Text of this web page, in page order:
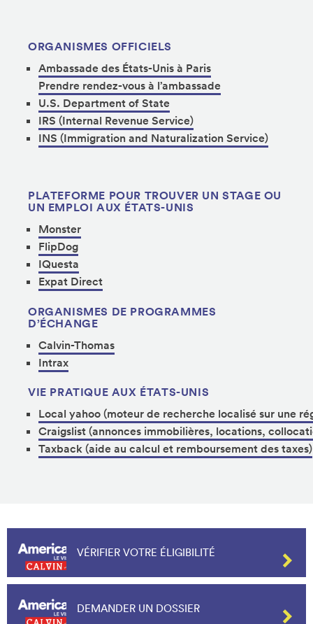
ORGANISMES OFFICIELS
Ambassade des États-Unis à Paris
Prendre rendez-vous à l’ambassade
U.S. Department of State
IRS (Internal Revenue Service)
INS (Immigration and Naturalization Service)
PLATEFORME POUR TROUVER UN STAGE OU
UN EMPLOI AUX ÉTATS-UNIS
Monster
FlipDog
IQuesta
Expat Direct
ORGANISMES DE PROGRAMMES
D’ÉCHANGE
Calvin-Thomas
Intrax
VIE PRATIQUE AUX ÉTATS-UNIS
Local yahoo (moteur de recherche localisé sur une
Craigslist (annonces immobilières, locations,
Taxback (aide au calcul et remboursement des taxes)
VÉRIFIER VOTRE ÉLIGIBILITÉ
DEMANDER UN DOSSIER